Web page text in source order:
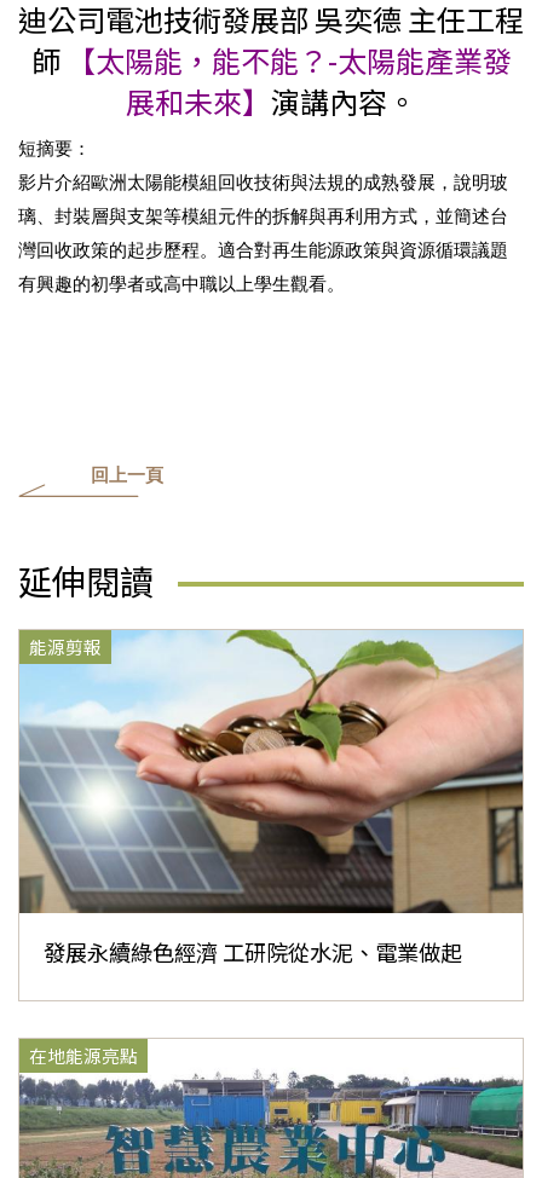
迪公司電池技術發展部 吳奕德 主任工程
師 【太陽能，能不能？-太陽能產業發
展和未來】 演講內容。
短摘要：
影片介紹歐洲太陽能模組回收技術與法規的成熟發展，說明玻
璃、封裝層與支架等模組元件的拆解與再利用方式，並簡述台
灣回收政策的起步歷程。適合對再生能源政策與資源循環議題
有興趣的初學者或高中職以上學生觀看。
回上一頁
延伸閱讀
能源剪報
發展永續綠色經濟 工研院從水泥、電業做起
在地能源亮點